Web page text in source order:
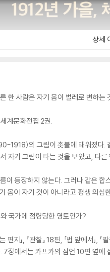
상세
한 사람은 자기 몸이 벌레로 변하
계문화전집 2권.
1918)의 그림이 촛불에 태워졌
자기 그림이 타는 것을 보았고, 다
이 등장하지 않는다. 그러나 같은
몸이 자기 것이 아니라고 평생 의심
국가에 점령당한 영토인가?
편지」, 『관찰』 18편, 「법 앞에서
장에서는 카프카의 잠언 10편 옆에